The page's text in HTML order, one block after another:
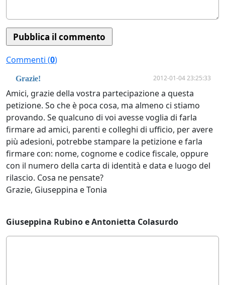
Commenti (0)
Grazie! 2012-01-04 23:25:33
Amici, grazie della vostra partecipazione a questa
petizione. So che è poca cosa, ma almeno ci stiamo
provando. Se qualcuno di voi avesse voglia di farla
firmare ad amici, parenti e colleghi di ufficio, per avere
più adesioni, potrebbe stampare la petizione e farla
firmare con: nome, cognome e codice fiscale, oppure
con il numero della carta di identità e data e luogo del
rilascio. Cosa ne pensate?
Grazie, Giuseppina e Tonia
Giuseppina Rubino e Antonietta Colasurdo